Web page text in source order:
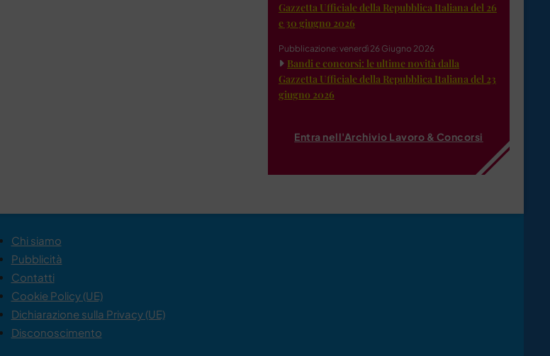
Gazzetta Ufficiale della Repubblica Italiana del 26
e 30 giugno 2026
Pubblicazione: venerdì 26 Giugno 2026
Bandi e concorsi: le ultime novità dalla
Gazzetta Ufficiale della Repubblica Italiana del 23
giugno 2026
Entra nell'Archivio Lavoro & Concorsi
Chi siamo
Pubblicità
Contatti
Cookie Policy (UE)
Dichiarazione sulla Privacy (UE)
Disconoscimento